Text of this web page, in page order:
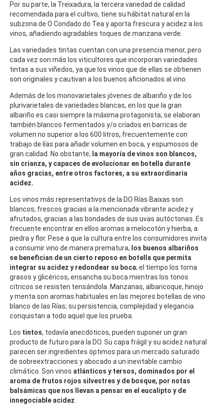
Por su parte, la Treixadura, la tercera variedad de calidad
recomendada para el cultivo, tiene su hábitat natural en la
subzona de O Condado do Tea y aporta frescura y acidez a los
vinos, añadiendo agradables toques de manzana verde.
Las variedades tintas cuentan con una presencia menor, pero
cada vez son más los viticultores que incorporan variedades
tintas a sus viñedos, ya que los vinos que de ellas se obtienen
son originales y cautivan a los buenos aficionados al vino.
Además de los monovarietales jóvenes de albariño y de los
plurivarietales de variedades blancas, en los que la gran
albariño es casi siempre la máxima protagonista, se elaboran
también blancos fermentados y/o críados en barricas de
volumen no superior a los 600 litros, frecuentemente con
trabajo de lías para añadir volumen en boca, y espumosos de
gran calidad. No obstante, la mayoría de vinos son blancos,
sin crianza, y capaces de evolucionar en botella durante
años gracias, entre otros factores, a su extraordinaria
acidez.
Los vinos más representativos de la DO Rías Baixas son
blancos, frescos gracias a la mencionada vibrante acidez y
afrutados, gracias a las bondades de sus uvas autóctonas. Es
frecuente encontrar en ellos aromas a melocotón y hierba, a
piedra y flor. Pese a que la cultura entre los consumidores invita
a consumir vino de manera prematura, los buenos albariños
se benefician de un cierto reposo en botella que permita
integrar su acidez y redondear su boca; el tiempo los torna
grasos y glicéricos, ensancha su boca mientras los tonos
cítricos se resisten tensándola. Manzanas, albaricoque, hinojo
y menta son aromas habituales en las mejores botellas de vino
blanco de las Rías; su persistencia, complejidad y elegancia
conquistan a todo aquel que los prueba.
Los tintos, todavía anecdóticos, pueden suponer un gran
producto de futuro para la DO. Su capa frágil y su acidez natural
parecen ser ingredientes óptimos para un mercado saturado
de sobreextracciones y abocado a un inevitable cambio
climático. Son vinos atlánticos y tersos, dominados por el
aroma de frutos rojos silvestres y de bosque, por notas
balsámicas que nos llevan a pensar en el eucalipto y de
innegociable acidez.